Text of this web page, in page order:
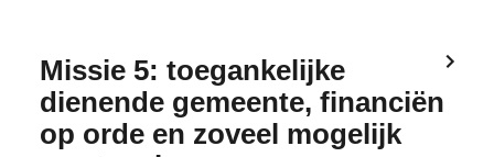
Missie 5: toegankelijke
dienende gemeente, financiën
op orde en zoveel mogelijk